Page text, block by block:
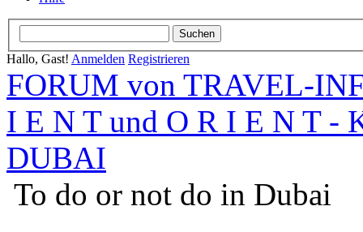
Hallo, Gast! Anmelden Registrieren
FORUM von TRAVEL-
I E N T und O R I E N T -
DUBAI
To do or not do in Dubai